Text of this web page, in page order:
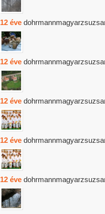
12 éve
12 éve
12 éve
12 éve
12 éve